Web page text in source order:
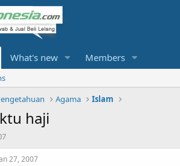
What's new Members
Agama Islam
haji
27, 2007